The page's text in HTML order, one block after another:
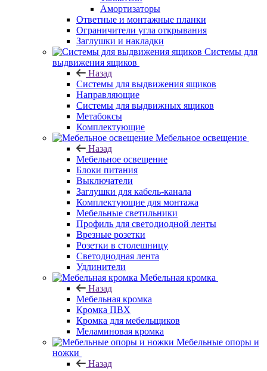
Амортизаторы
Ответные и монтажные планки
Ограничители угла открывания
Заглушки и накладки
Системы для
выдвижения ящиков
Назад
Системы для выдвижения ящиков
Направляющие
Системы для выдвижных ящиков
Метабоксы
Комплектующие
Мебельное освещение
Назад
Мебельное освещение
Блоки питания
Выключатели
Заглушки для кабель-канала
Комплектующие для монтажа
Мебельные светильники
Профиль для светодиодной ленты
Врезные розетки
Розетки в столешницу
Светодиодная лента
Удлинители
Мебельная кромка
Назад
Мебельная кромка
Кромка ПВХ
Кромка для мебельщиков
Меламиновая кромка
Мебельные опоры и
ножки
Назад